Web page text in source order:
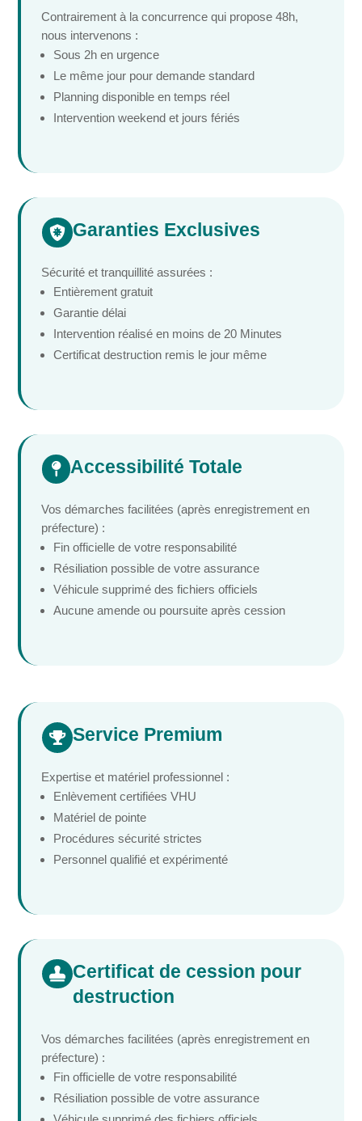
Contrairement à la concurrence qui propose 48h,
nous intervenons :
Sous 2h en urgence
Le même jour pour demande standard
Planning disponible en temps réel
Intervention weekend et jours fériés
 Garanties Exclusives
Sécurité et tranquillité assurées :
Entièrement gratuit
Garantie délai
Intervention réalisé en moins de 20 Minutes
Certificat destruction remis le jour même
 Accessibilité Totale
Vos démarches facilitées (après enregistrement en
préfecture) :
Fin officielle de votre responsabilité
Résiliation possible de votre assurance
Véhicule supprimé des fichiers officiels
Aucune amende ou poursuite après cession
 Service Premium
Expertise et matériel professionnel :
Enlèvement certifiées VHU
Matériel de pointe
Procédures sécurité strictes
Personnel qualifié et expérimenté
 Certificat de cession pour
destruction
Vos démarches facilitées (après enregistrement en
préfecture) :
Fin officielle de votre responsabilité
Résiliation possible de votre assurance